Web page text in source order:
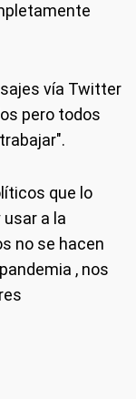
vía Twitter
pero todos
que lo
a la
no se hacen
, nos